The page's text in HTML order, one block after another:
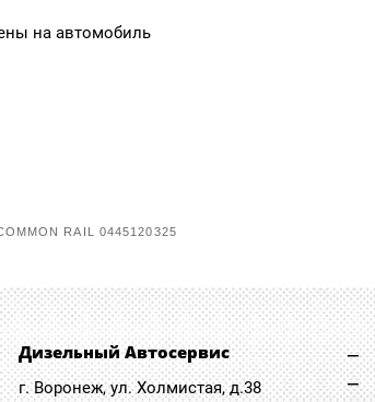
на автомобиль
RAIL 0445120325
Дизельный Автосервис
г. Воронеж, ул. Холмистая, д.38